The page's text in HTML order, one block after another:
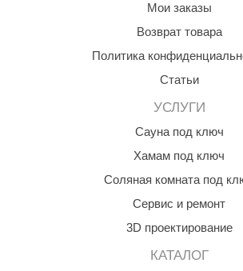
Мои заказы
Возврат товара
Политика
Статьи
УСЛУГИ
Сауна под ключ
Хамам под ключ
Соляная комната под
Сервис и ремонт
3D проектирование
КАТАЛОГ